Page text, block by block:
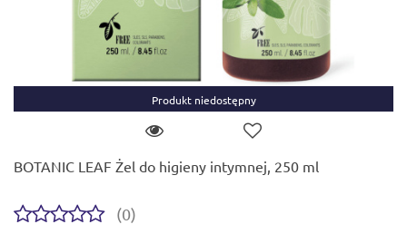
Produkt niedostępny
BOTANIC LEAF Żel do higieny intymnej, 250 ml
(0)